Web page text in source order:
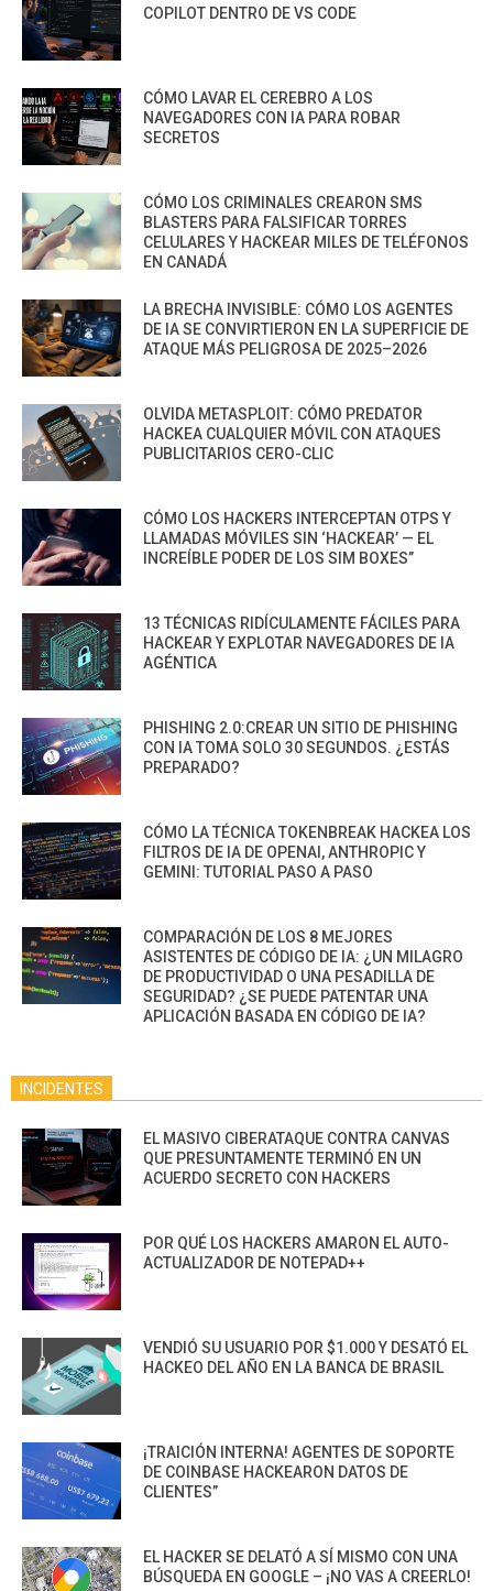
COPILOT DENTRO DE VS CODE
CÓMO LAVAR EL CEREBRO A LOS
NAVEGADORES CON IA PARA ROBAR
SECRETOS
CÓMO LOS CRIMINALES CREARON SMS
BLASTERS PARA FALSIFICAR TORRES
CELULARES Y HACKEAR MILES DE TELÉFONOS
EN CANADÁ
LA BRECHA INVISIBLE: CÓMO LOS AGENTES
DE IA SE CONVIRTIERON EN LA SUPERFICIE DE
ATAQUE MÁS PELIGROSA DE 2025–2026
OLVIDA METASPLOIT: CÓMO PREDATOR
HACKEA CUALQUIER MÓVIL CON ATAQUES
PUBLICITARIOS CERO-CLIC
CÓMO LOS HACKERS INTERCEPTAN OTPS Y
LLAMADAS MÓVILES SIN ‘HACKEAR’ — EL
INCREÍBLE PODER DE LOS SIM BOXES”
13 TÉCNICAS RIDÍCULAMENTE FÁCILES PARA
HACKEAR Y EXPLOTAR NAVEGADORES DE IA
AGÉNTICA
PHISHING 2.0:CREAR UN SITIO DE PHISHING
CON IA TOMA SOLO 30 SEGUNDOS. ¿ESTÁS
PREPARADO?
CÓMO LA TÉCNICA TOKENBREAK HACKEA LOS
FILTROS DE IA DE OPENAI, ANTHROPIC Y
GEMINI: TUTORIAL PASO A PASO
COMPARACIÓN DE LOS 8 MEJORES
ASISTENTES DE CÓDIGO DE IA: ¿UN MILAGRO
DE PRODUCTIVIDAD O UNA PESADILLA DE
SEGURIDAD? ¿SE PUEDE PATENTAR UNA
APLICACIÓN BASADA EN CÓDIGO DE IA?
INCIDENTES
EL MASIVO CIBERATAQUE CONTRA CANVAS
QUE PRESUNTAMENTE TERMINÓ EN UN
ACUERDO SECRETO CON HACKERS
POR QUÉ LOS HACKERS AMARON EL AUTO-
ACTUALIZADOR DE NOTEPAD++
VENDIÓ SU USUARIO POR $1.000 Y DESATÓ EL
HACKEO DEL AÑO EN LA BANCA DE BRASIL
¡TRAICIÓN INTERNA! AGENTES DE SOPORTE
DE COINBASE HACKEARON DATOS DE
CLIENTES”
EL HACKER SE DELATÓ A SÍ MISMO CON UNA
BÚSQUEDA EN GOOGLE – ¡NO VAS A CREERLO!